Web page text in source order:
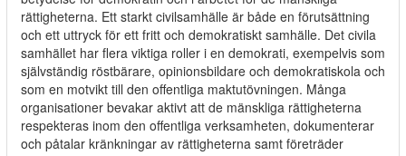
rättigheterna. Ett starkt civilsamhälle är både en förutsättning
och ett uttryck för ett fritt och demokratiskt samhälle. Det civila
samhället har flera viktiga roller i en demokrati, exempelvis som
självständig röstbärare, opinionsbildare och demokratiskola och
som en motvikt till den offentliga maktutövningen. Många
organisationer bevakar aktivt att de mänskliga rättigheterna
respekteras inom den offentliga verksamheten, dokumenterar
och påtalar kränkningar av rättigheterna samt företräder